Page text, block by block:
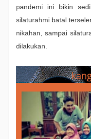
pandemi ini bikin
silaturahmi batal
nikahan, sampai
dilakukan.